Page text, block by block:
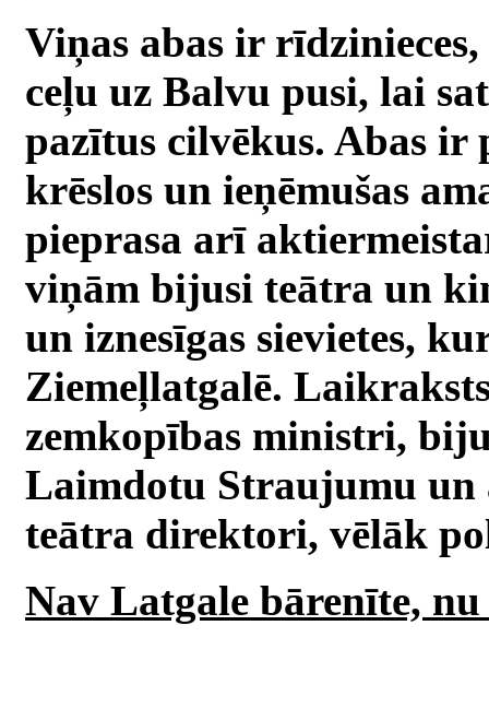
Viņas abas ir
ceļu uz Balvu pusi, lai
pazītus cilvēkus. Abas ir
krēslos un ieņēmušas
pieprasa arī
viņām bijusi teātra un
un iznesīgas sievietes,
Ziemeļlatgalē.
zemkopības ministri,
Laimdotu Straujumu un
teātra direktori, vēlāk
Nav Latgale bārenīte,